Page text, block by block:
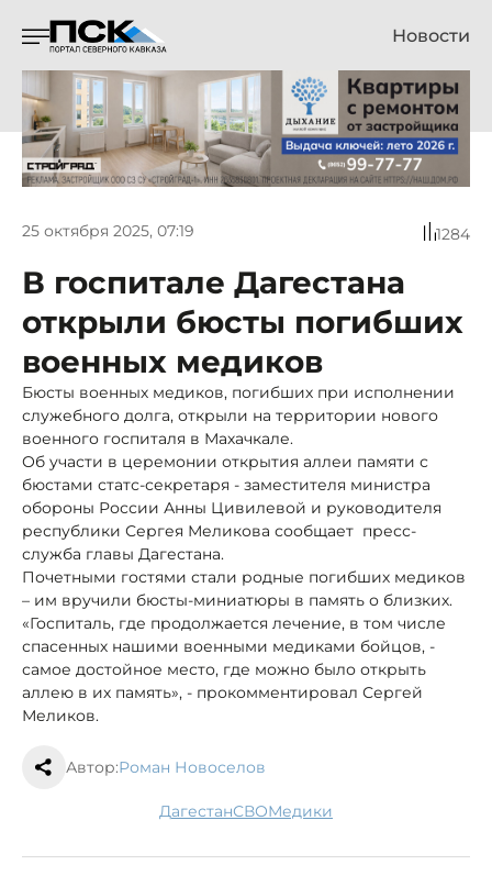
Новости
25 октября 2025, 07:19 1284
В госпитале Дагестана
открыли бюсты погибших
военных медиков
Бюсты военных медиков, погибших при исполнении
служебного долга, открыли на территории нового
военного госпиталя в Махачкале.
Об участи в церемонии открытия аллеи памяти с
бюстами статс-секретаря - заместителя министра
обороны России Анны Цивилевой и руководителя
республики Сергея Меликова сообщает пресс-
служба главы Дагестана.
Почетными гостями стали родные погибших медиков
– им вручили бюсты-миниатюры в память о близких.
«Госпиталь, где продолжается лечение, в том числе
спасенных нашими военными медиками бойцов, -
самое достойное место, где можно было открыть
аллею в их память», - прокомментировал Сергей
Меликов.
Автор:Роман Новоселов
Дагестан СВО медики